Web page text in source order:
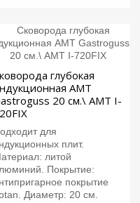
глубокая
AMT
20 см.\ AMT I-
для
плит.
литой
Покрытие:
покрытие
Диаметр: 20 см.